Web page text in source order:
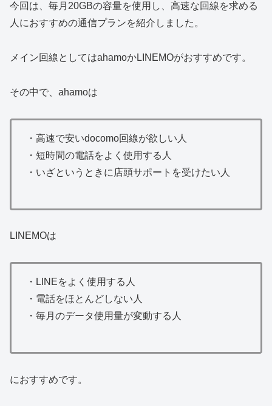
今回は、毎月20GBの容量を使用し、高速な回線を求める
人におすすめの通信プランを紹介しました。
メイン回線としてはahamoかLINEMOがおすすめです。
その中で、ahamoは
・高速で安いdocomo回線が欲しい人
・短時間の電話をよく使用する人
・いざというときに店頭サポートを受けたい人
LINEMOは
・LINEをよく使用する人
・電話をほとんどしない人
・毎月のデータ使用量が変動する人
におすすめです。